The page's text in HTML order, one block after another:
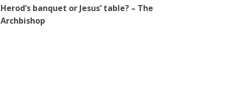
Herod’s banquet or Jesus’ table? – The
Archbishop